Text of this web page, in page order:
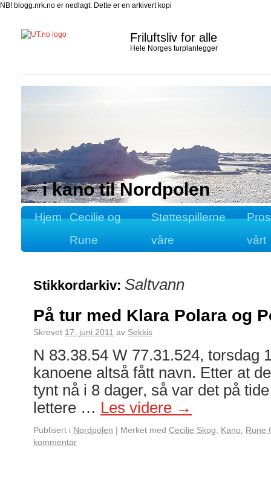
NB! blogg.nrk.no er nedlagt. Dette er en arkivert kopi
Friluftsliv for alle
Hele Norges turplanlegger
– i kano til Nordpolen
Hjem
Cecilie og
Rune
Støttespillerne
våre
vårt
Stikkordarkiv: Saltvann
På tur med Klara Polara og
Skrevet 17. juni 2011 av Sekkis
N 83.38.54 W 77.31.524, torsdag
kanoene altså fått navn. Etter at
tynt nå i 8 dager, så var det på
lettere … Les videre →
Publisert i Nordpolen | Merket med Cecilie Skog Kano
Rune
kommentar